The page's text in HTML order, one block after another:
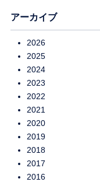
アーカイブ
2026
2025
2024
2023
2022
2021
2020
2019
2018
2017
2016